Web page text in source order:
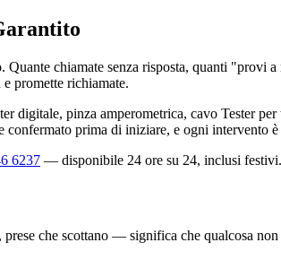
chiamate senza risposta, quanti "provi
promette richiamate.
digitale, pinza amperometrica, cavo Tester
prima di iniziare, e ogni intervento è
6237 — disponibile 24 ore su 24, inclusi festivi.
che scottano — significa che qualcosa